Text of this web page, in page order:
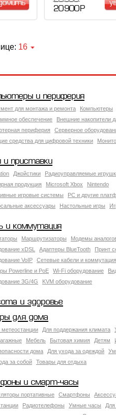
20 900 Р
16
и периферия
для монтажа и ремонта
Компьютеры
обеспечение
Внешние накопители
периферия
Серверное
средства для цифровой техники
и приставки
Джойстики
Радиоуправляемые
продукция
Microsoft Xbox
Nintendo
игровые системы
PC и другие
аксессуары
Настольные игры
и коммутация
Маршрутизаторы Модемы
xDSL
Адаптеры BlueTooth
Принт
VoIP
Сетевые кабели и коммутация
Powerline и PoE
Wi-Fi оборудование
3G/4G
KVM оборудование
и здоровье
для дома
Для поддержания климата
Мебель Бытовая химия Детям
дома
Для ухода за одеждой
за собой
Товары для отдыха
и смарт-часы
портативные Смартфоны
Радиотелефоны Умные часы
Для